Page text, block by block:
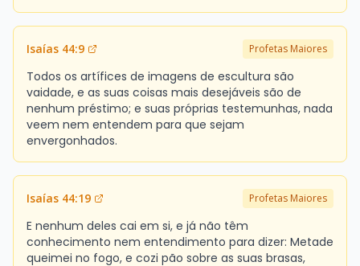
Isaías 44:9 Profetas Maiores
Todos os artífices de imagens de escultura são
vaidade, e as suas coisas mais desejáveis são de
nenhum préstimo; e suas próprias testemunhas, nada
veem nem entendem para que sejam
envergonhados.
Isaías 44:19 Profetas Maiores
E nenhum deles cai em si, e já não têm
conhecimento nem entendimento para dizer: Metade
queimei no fogo, e cozi pão sobre as suas brasas,